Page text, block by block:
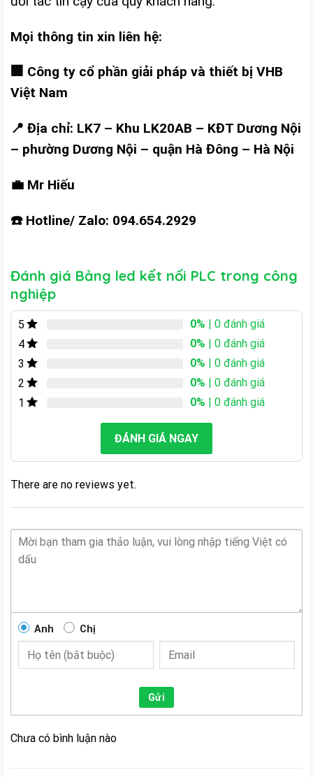
Mọi thông tin xin liên hệ:
🏢 Công ty cổ phần giải pháp và thiết bị VHB
Việt Nam
📍 Địa chỉ: LK7 – Khu LK20AB – KĐT Dương Nội
– phường Dương Nội – quận Hà Đông – Hà Nội
💼 Mr Hiếu
☎️ Hotline/ Zalo: 094.654.2929
Đánh giá Bảng led kết nối PLC trong công
nghiệp
5 0% | 0 đánh giá
4
0% | 0 đánh giá
3
0% | 0 đánh giá
2
0% | 0 đánh giá
1
0% | 0 đánh giá
ĐÁNH GIÁ NGAY
There are no reviews yet.
Anh Chị
Gửi
Chưa có bình luận nào